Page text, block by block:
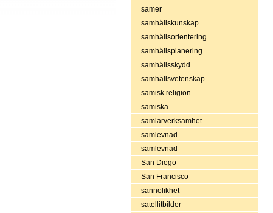
samer
samhällskunskap
samhällsorientering
samhällsplanering
samhällsskydd
samhällsvetenskap
samisk religion
samiska
samlarverksamhet
samlevnad
samlevnad
San Diego
San Francisco
sannolikhet
satellitbilder